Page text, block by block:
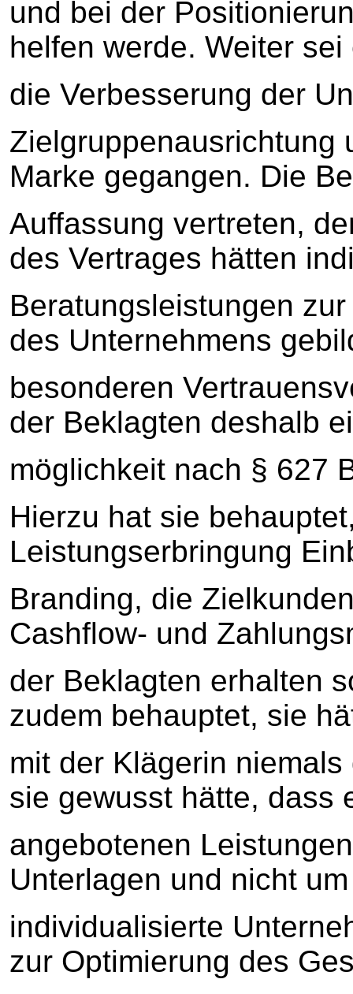
und bei der
helfen werde. Weiter sei
die Verbesserung der
Zielgruppenausrichtung
Marke gegangen. Die
Auffassung vertreten,
des Vertrages hätten
Beratungsleistungen
des Unternehmens
besonderen
der Beklagten deshalb
möglichkeit nach § 627
Hierzu hat sie
Leistungserbringung
Branding, die
Cashflow- und
der Beklagten erhalten
zudem behauptet, sie
mit der Klägerin
sie gewusst hätte, dass
angebotenen
Unterlagen und nicht um
individualisierte
zur Optimierung des